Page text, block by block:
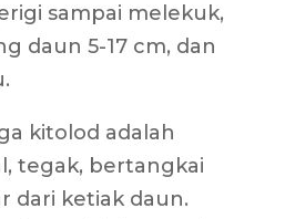
sampai melekuk,
daun 5-17 cm, dan
kitolod adalah
tegak, bertangkai
dari ketiak daun.